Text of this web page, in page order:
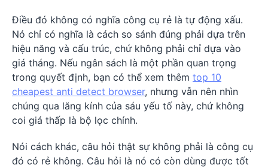
Điều đó không có nghĩa công cụ rẻ là tự động xấu.
Nó chỉ có nghĩa là cách so sánh đúng phải dựa trên
hiệu năng và cấu trúc, chứ không phải chỉ dựa vào
giá tháng. Nếu ngân sách là một phần quan trọng
trong quyết định, bạn có thể xem thêm top 10
cheapest anti detect browser, nhưng vẫn nên nhìn
chúng qua lăng kính của sáu yếu tố này, chứ không
coi giá thấp là bộ lọc chính.
Nói cách khác, câu hỏi thật sự không phải là công cụ
đó có rẻ không. Câu hỏi là nó có còn dùng được tốt